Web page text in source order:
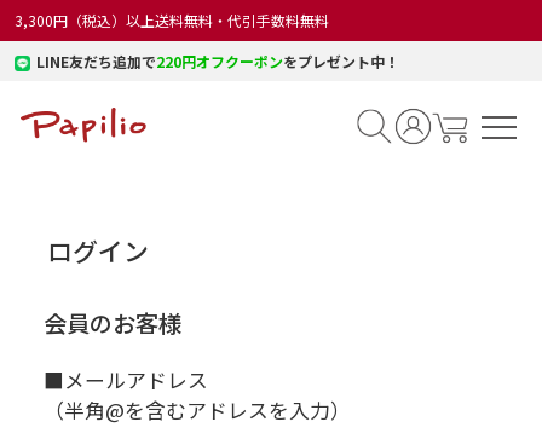
3,300円（税込）以上送料無料・代引手数料無料
LINE友だち追加で220円オフクーポンをプレゼント中！
ログイン
会員のお客様
■メールアドレス
（半角@を含むアドレスを入力）